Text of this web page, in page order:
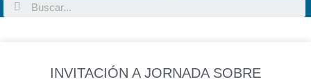
INVITACIÓN A JORNADA SOBRE